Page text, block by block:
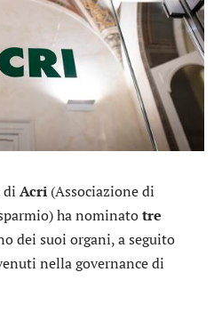
di Acri (Associazione di
ha nominatotre
dei suoi organi, a seguito
nella governance di